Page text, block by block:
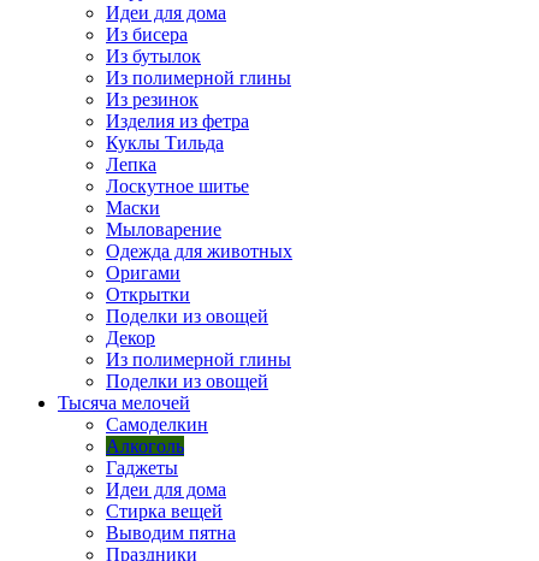
Идеи для дома
Из бисера
Из бутылок
Из полимерной глины
Из резинок
Изделия из фетра
Куклы Тильда
Лепка
Лоскутное шитье
Маски
Мыловарение
Одежда для животных
Оригами
Открытки
Поделки из овощей
Декор
Из полимерной глины
Поделки из овощей
Тысяча мелочей
Самоделкин
Алкоголь
Гаджеты
Идеи для дома
Стирка вещей
Выводим пятна
Праздники